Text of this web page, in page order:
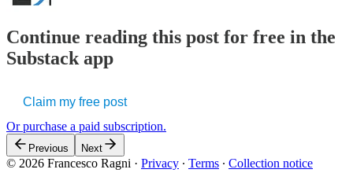
Continue reading this post for free in the
Substack app
Claim my free post
Or purchase a paid subscription.
Previous Next
© 2026 Francesco Ragni · Privacy ∙ Terms ∙ Collection notice